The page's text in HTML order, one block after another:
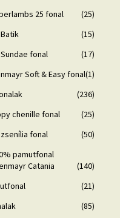
25 fonal
(25)
(15)
fonal
(17)
Soft & Easy fonal(1)
(236)
chenille fonal
(25)
fonal
(50)
pamutfonal
Catania
(140)
(21)
(85)